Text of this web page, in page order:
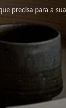
precisa para a sua